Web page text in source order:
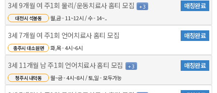
3세 9개월 여 주1회 물리/운동치료사 홈티 모집 + 3 매칭완료
대전시 석봉동 월,금 - 11~12시 / 수 - 14~..
3세 7개월 여 주1회 언어치료사 홈티 모집 매칭완료
충주시 대소원면 화,목 - 4시~6시
3세 11개월 남 주1회 언어치료사 홈티 모집 + 3 매칭완료
청주시 내덕동 월~금 - 4시~8시 / 토,일 - 모두가능